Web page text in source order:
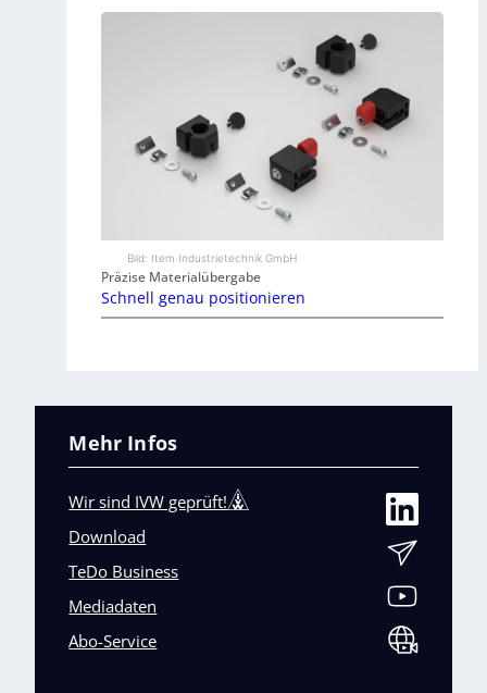
Bild: Item Industrietechnik GmbH
Präzise Materialübergabe
Schnell genau positionieren
Mehr Infos
Wir sind IVW geprüft!
Download
TeDo Business
Mediadaten
Abo-Service